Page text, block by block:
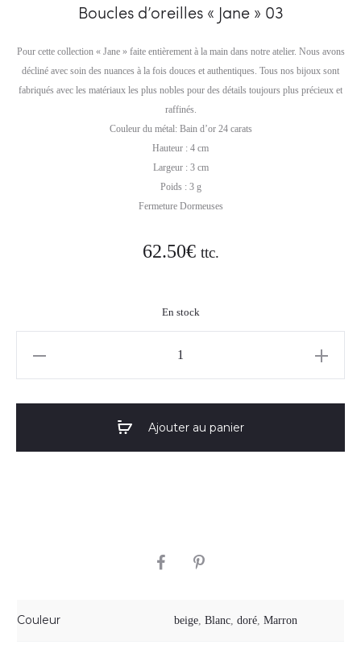
Boucles d’oreilles « Jane » 03
Pour cette collection « Jane » faite entièrement à la main dans notre atelier. Nous avons
décliné avec soin des nuances à la fois douces et authentiques. Tous nos bijoux sont
fabriqués avec les matériaux les plus nobles pour des détails toujours plus précieux et
raffinés.
Couleur du métal: Bain d’or 24 carats
Hauteur : 4 cm
Largeur : 3 cm
Poids : 3 g
Fermeture Dormeuses
62.50€ ttc.
En stock
Ajouter au panier
SHARE
Couleur beige, Blanc, doré, Marron